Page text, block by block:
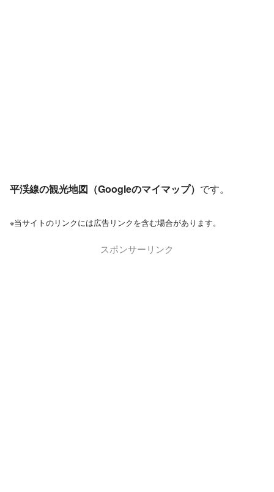
平渓線の観光地図（Googleのマイマップ） です。
※当サイトのリンクには広告リンクを含む場合があります。
スポンサーリンク